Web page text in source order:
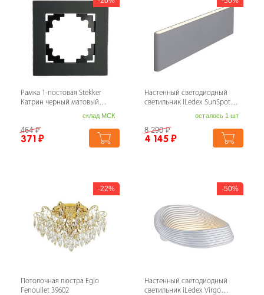
Рамка 1-постовая Stekker
Катрин черный матовый
склад МСК
464₽
371 ₽
Настенный светодиодный
светильник iLedex SunSpot
осталось 1 шт
8 290₽
4 145 ₽
22%
Потолочная люстра Eglo
Fenoullet 39602
50%
Настенный светодиодный
светильник iLedex Virgo